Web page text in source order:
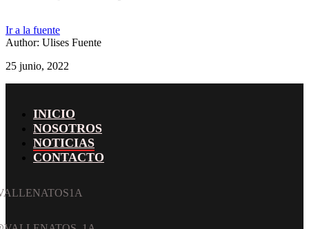
Ir a la fuente
Author: Ulises Fuente
25 junio, 2022
INICIO
NOSOTROS
NOTICIAS
CONTACTO